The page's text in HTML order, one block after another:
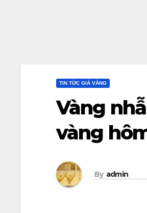
TIN TỨC GIÁ VÀNG
Vàng
vàng
By admin